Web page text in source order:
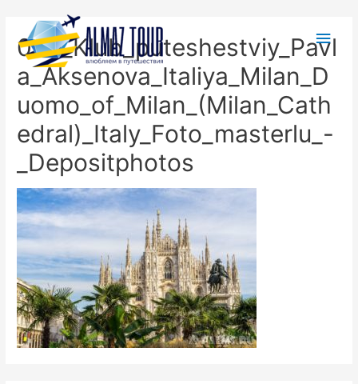
060_Klub_puteshestviy_Pavl
a_Aksenova_Italiya_Milan_D
uomo_of_Milan_(Milan_Cath
edral)_Italy_Foto_masterlu_-
_Depositphotos